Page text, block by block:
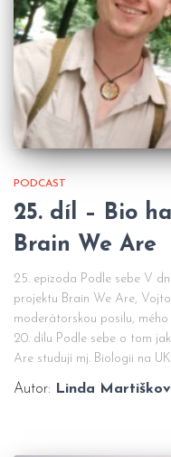
PODCAST
25. díl – Bio
Brain We Are
25. epizoda Podle sebe V
projektu Brain We Are,
moderátorskou posilu,
20. dílu Podle sebe o tom
Are studují mj. Biologii na
Autor: Linda